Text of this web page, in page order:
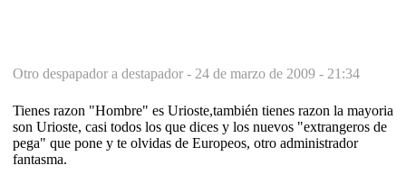
Otro despapador a destapador - 24 de marzo de 2009 - 21:34
Tienes razon "Hombre" es Urioste,también tienes razon la mayoria
son Urioste, casi todos los que dices y los nuevos "extrangeros de
pega" que pone y te olvidas de Europeos, otro administrador
fantasma.